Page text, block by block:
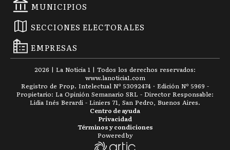
MUNICIPIOS
SECCIONES ELECTORALES
EMPRESAS
2026 | La Noticia 1 | Todos los derechos reservados:
www.lanoticia1.com
Registro de Prop. Intelectual Nº 53092474 · Edición Nº 5969 -
Propietario: La Opinión Semanario SRL - Director Responsable:
Lidia Inés Berardi - Liniers 71, San Pedro, Buenos Aires.
Términos y condiciones
Privacidad
Centro de ayuda
Powered by